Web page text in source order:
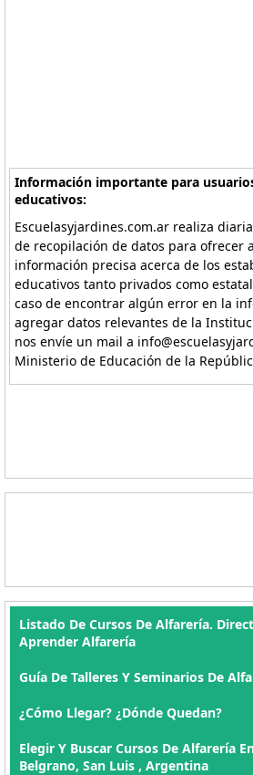
Información importante para
educativos:
Escuelasyjardines.com.ar realiza
de recopilación de datos para ofrecer
información precisa acerca de los
educativos tanto privados como
caso de encontrar algún error en la
agregar datos relevantes de la
nos envíe un mail a
Ministerio de Educación de la
Listado De Cursos De Alfarería.
Aprender Alfarería
Guía De Talleres Y Seminarios De
¿Cómo Llegar? ¿Dónde Quedan?
Elegir Y Buscar Cursos De Alfarería
Belgrano, San Luis , Argentina